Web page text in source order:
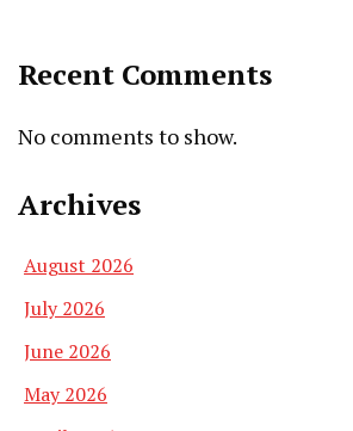
Recent Comments
No comments to show.
Archives
August 2026
July 2026
June 2026
May 2026